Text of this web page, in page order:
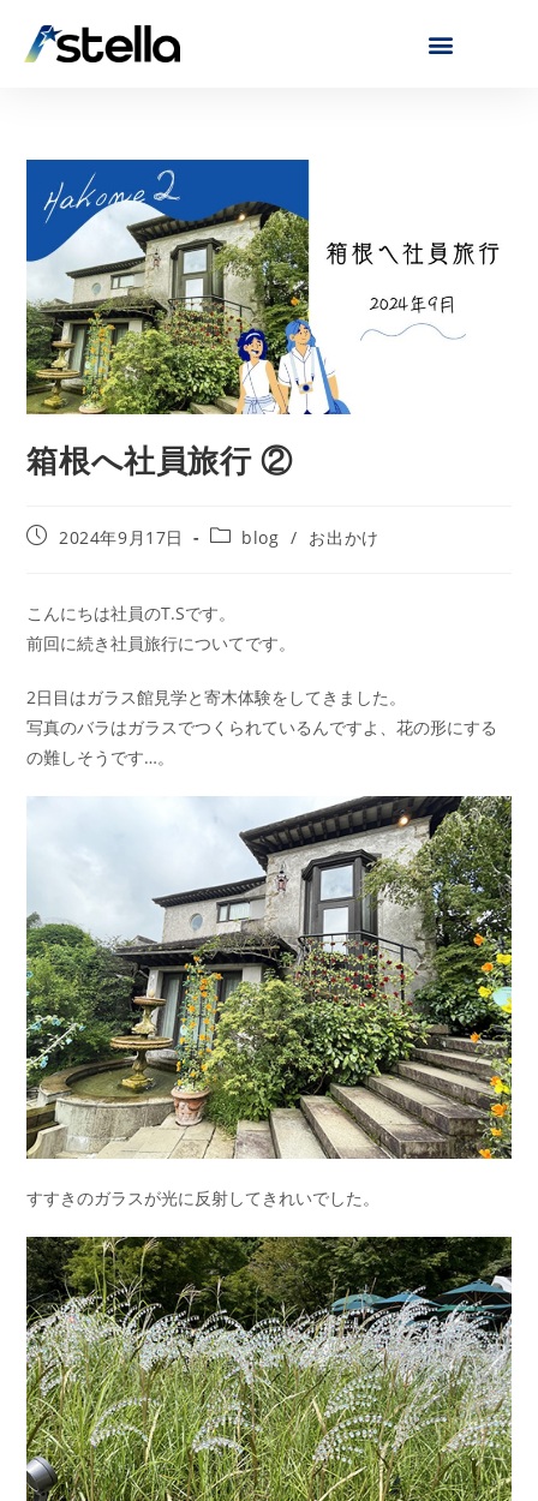
箱根へ社員旅行 ②
2024年9月17日 blog / お出かけ
こんにちは社員のT.Sです。
前回に続き社員旅行についてです。
2日目はガラス館見学と寄木体験をしてきました。
写真のバラはガラスでつくられているんですよ、花の形にする
の難しそうです…。
すすきのガラスが光に反射してきれいでした。